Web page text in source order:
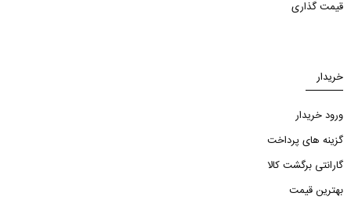
قیمت گذاری
خریدار
ورود خریدار
گزینه های پرداخت
گارانتی برگشت کالا
بهترین قیمت